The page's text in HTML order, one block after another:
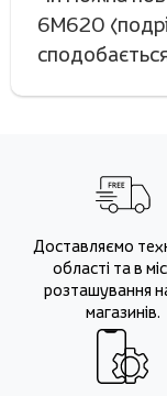
6M620
Доставляємо
області та в
розташування
магазинів.